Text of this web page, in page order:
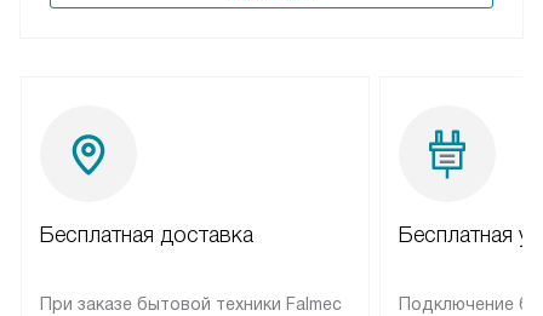
Бесплатная доставка
При заказе бытовой техники Falmec
Бесплатная
Подключение